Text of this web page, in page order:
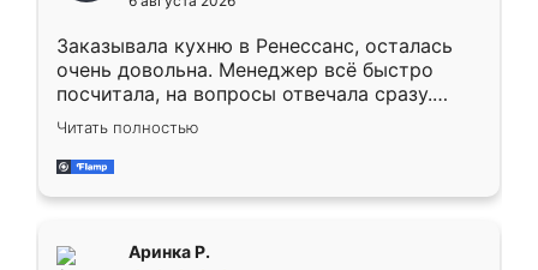
мебели буду заказывать только здесь.
Заказывала кухню в Ренессанс, осталась
очень довольна. Менеджер всё быстро
посчитала, на вопросы отвечала сразу.
Замерщик приехал в субботу, подошёл к
делу со всей ответственностью. Собрали
за день, ребята работали аккуратно, даже
Читать полностью
Аринка Р.